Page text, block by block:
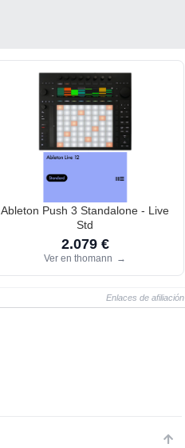
Ableton Push 3 Standalone - Live
Std
2.079 €
Ver en thomann →
Enlaces de afiliación